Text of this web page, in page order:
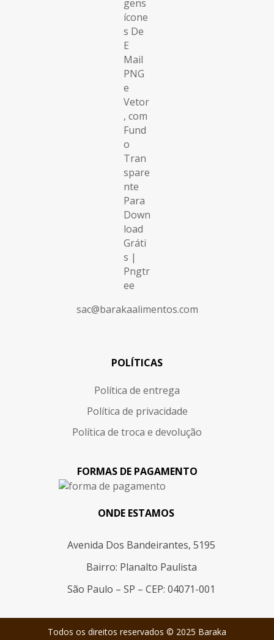
sac@barakaalimentos.com
POLÍTICAS
Política de entrega
Política de privacidade
Política de troca e devolução
FORMAS DE PAGAMENTO
ONDE ESTAMOS
Avenida Dos Bandeirantes, 5195
Bairro: Planalto Paulista
São Paulo – SP – CEP: 04071-001
Todos os direitos reservados © 2025 Baraka